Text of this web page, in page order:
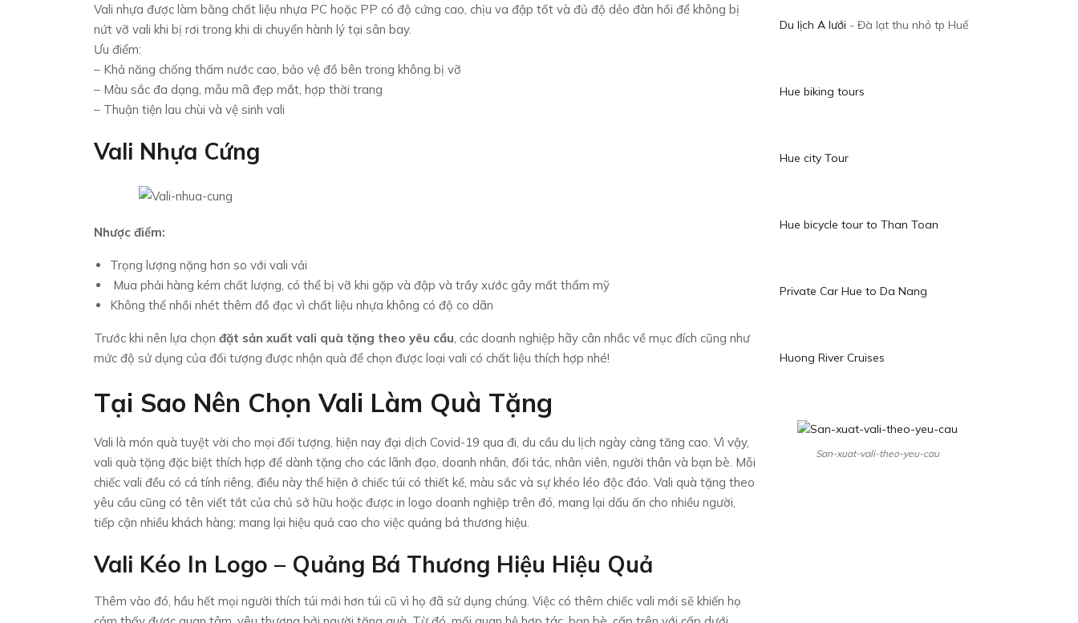
Vali nhựa được làm bằng chất liệu nhựa PC hoặc PP có độ cứng cao, chịu va đập tốt và đủ độ dẻo đàn hồi để không bị
nứt vỡ vali khi bị rơi trong khi di chuyển hành lý tại sân bay.
Ưu điểm:
– Khả năng chống thấm nước cao, bảo vệ đồ bên trong không bị vỡ
– Màu sắc đa dạng, mẫu mã đẹp mắt, hợp thời trang
– Thuận tiện lau chùi và vệ sinh vali
Vali Nhựa Cứng
Nhược điểm:
Trọng lượng nặng hơn so với vali vải
Mua phải hàng kém chất lượng, có thể bị vỡ khi gặp và đập và trầy xước gây mất thẩm mỹ
Không thể nhồi nhét thêm đồ đạc vì chất liệu nhựa không có độ co dãn
Trước khi nên lựa chọn đặt sản xuất vali quà tặng theo yêu cầu, các doanh nghiệp hãy cân nhắc về mục đích cũng như
mức độ sử dụng của đối tượng được nhận quà để chọn được loại vali có chất liệu thích hợp nhé!
Tại Sao Nên Chọn Vali Làm Quà Tặng
Vali là món quà tuyệt vời cho mọi đối tượng, hiện nay đại dịch Covid-19 qua đi, du cầu du lịch ngày càng tăng cao. Vì vậy,
vali quà tặng đặc biệt thích hợp để dành tặng cho các lãnh đạo, doanh nhân, đối tác, nhân viên, người thân và bạn bè. Mỗi
chiếc vali đều có cá tính riêng, điều này thể hiện ở chiếc túi có thiết kế, màu sắc và sự khéo léo độc đáo. Vali quà tặng theo
yêu cầu cũng có tên viết tắt của chủ sở hữu hoặc được in logo doanh nghiệp trên đó, mang lại dấu ấn cho nhiều người,
tiếp cận nhiều khách hàng; mang lại hiệu quả cao cho việc quảng bá thương hiệu.
Vali Kéo In Logo – Quảng Bá Thương Hiệu Hiệu Quả
Thêm vào đó, hầu hết mọi người thích túi mới hơn túi cũ vì họ đã sử dụng chúng. Việc có thêm chiếc vali mới sẽ khiến họ
Du lịch A lưới - Đà lạt thu nhỏ tp Huế
Hue biking tours
Hue city Tour
Hue bicycle tour to Than Toan
Private Car Hue to Da Nang
Huong River Cruises
San-xuat-vali-theo-yeu-cau